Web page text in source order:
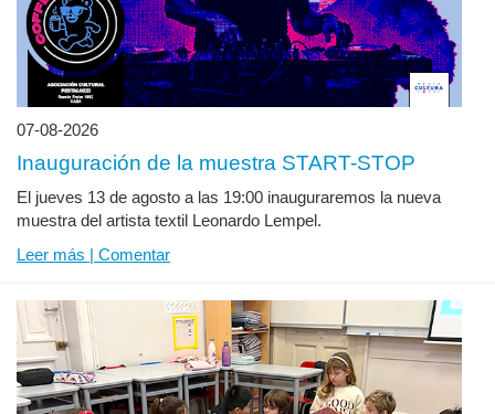
07-08-2026
Inauguración de la muestra START-STOP
El jueves 13 de agosto a las 19:00 inauguraremos la nueva
muestra del artista textil Leonardo Lempel.
Leer más | Comentar